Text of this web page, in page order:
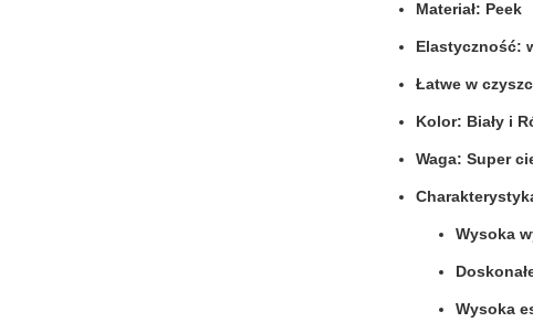
Materiał: Peek
Elastyczność:
Łatwe w
Kolor: Biały i
Waga: Super
Wysoka
Wysoka